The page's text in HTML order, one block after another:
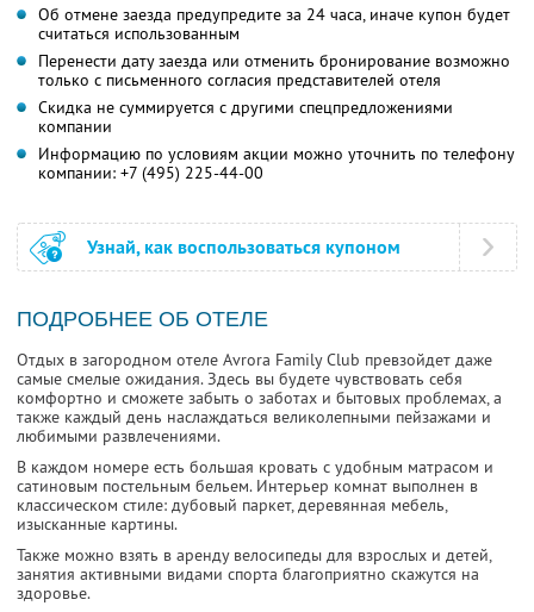
Об отмене заезда предупредите за 24 часа, иначе купон будет
считаться использованным
Перенести дату заезда или отменить бронирование возможно
только с письменного согласия представителей отеля
Скидка не суммируется с другими спецпредложениями
компании
Информацию по условиям акции можно уточнить по телефону
компании: +7 (495) 225-44-00
Узнай, как воспользоваться купоном
ПОДРОБНЕЕ ОБ ОТЕЛЕ
Отдых в загородном отеле Avrora Family Club превзойдет даже
самые смелые ожидания. Здесь вы будете чувствовать себя
комфортно и сможете забыть о заботах и бытовых проблемах, а
также каждый день наслаждаться великолепными пейзажами и
любимыми развлечениями.
В каждом номере есть большая кровать с удобным матрасом и
сатиновым постельным бельем. Интерьер комнат выполнен в
классическом стиле: дубовый паркет, деревянная мебель,
изысканные картины.
Также можно взять в аренду велосипеды для взрослых и детей,
занятия активными видами спорта благоприятно скажутся на
здоровье.